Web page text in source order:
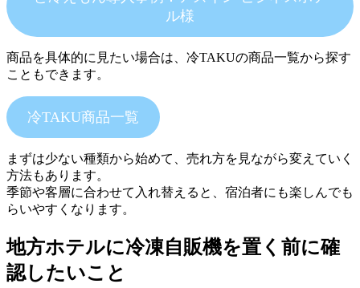
ル様
商品を具体的に見たい場合は、冷TAKUの商品一覧から探す
こともできます。
冷TAKU商品一覧
まずは少ない種類から始めて、売れ方を見ながら変えていく
方法もあります。
季節や客層に合わせて入れ替えると、宿泊者にも楽しんでも
らいやすくなります。
地方ホテルに冷凍自販機を置く前に確
認したいこと